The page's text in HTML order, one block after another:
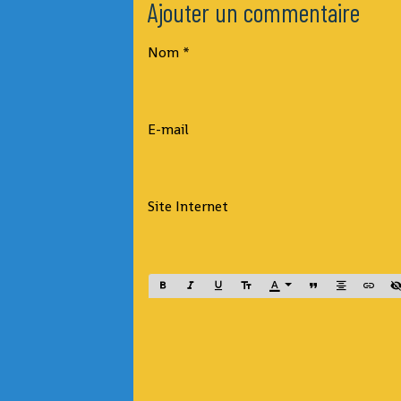
Ajouter un commentaire
Nom
E-mail
Site Internet